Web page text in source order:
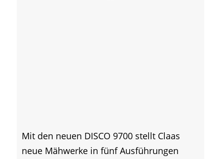
Mit den neuen DISCO 9700 stellt Claas
neue Mähwerke in fünf Ausführungen